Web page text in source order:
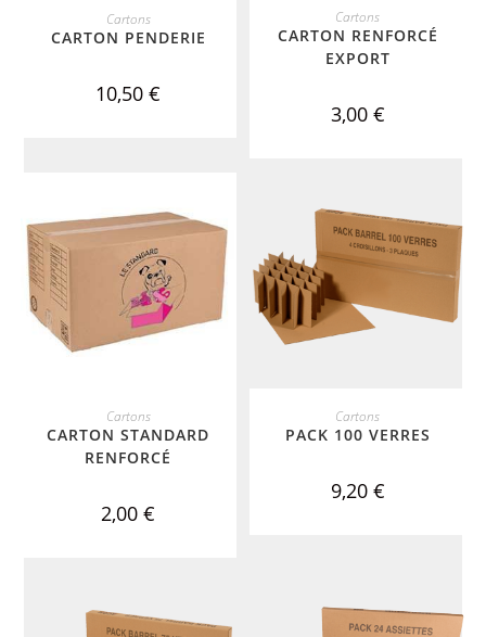
ADD TO CART
Cartons
CARTON PENDERIE
10,50€
ADD TO CART
Cartons
CARTON RENFORCÉ
EXPORT
3,00 €
ADD TO CART
Cartons
CARTON STANDARD
RENFORCÉ
2,00€
ADD TO CART
Cartons
PACK 100 VERRES
9,20 €